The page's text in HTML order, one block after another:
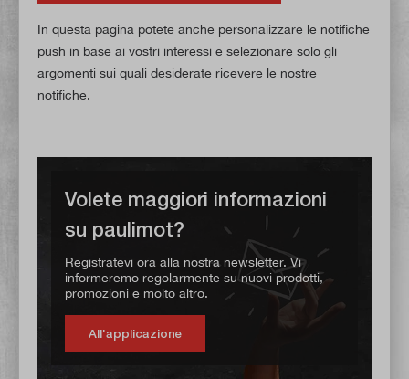
In questa pagina potete anche personalizzare le notifiche
push in base ai vostri interessi e selezionare solo gli
argomenti sui quali desiderate ricevere le nostre
notifiche.
Volete maggiori informazioni
su paulimot?
Registratevi ora alla nostra newsletter. Vi
informeremo regolarmente su nuovi prodotti,
promozioni e molto altro.
All'applicazione